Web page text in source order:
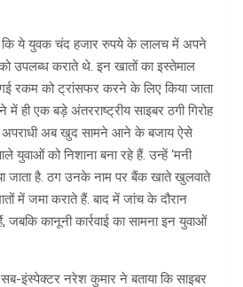
कि ये युवक चंद हजार रुपये के लालच में अपने
उपलब्ध कराते थे. इन खातों का इस्तेमाल
रकम को ट्रांसफर करने के लिए किया जाता
ही एक बड़े अंतरराष्ट्रीय साइबर ठगी गिरोह
अपराधी अब खुद सामने आने के बजाय ऐसे
युवाओं को निशाना बना रहे हैं. उन्हें ‘मनी
जाता है. ठग उनके नाम पर बैंक खाते खुलवाते
में जमा कराते हैं. बाद में जांच के दौरान
कानूनी कार्रवाई का सामना इन युवाओं
इंस्पेक्टर नरेश कुमार ने बताया कि साइबर